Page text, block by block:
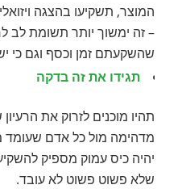
– זה ימשוך יותר תשומת לב
שהשקעתם זמן וכסף וגם כי
תגידו את זה בדקה
תהיו מוכנים לזרוק את
מדהימה מול כל אדם שעומד
יהיה כיס עמוק מספיק
שלא פשוט פשוט לא עובד.